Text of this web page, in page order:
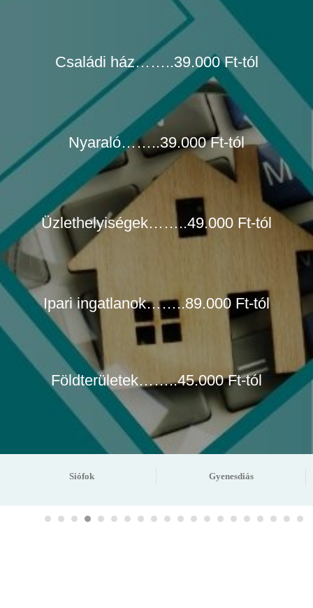
Családi ház……..39.000 Ft-tól
Nyaraló……..39.000 Ft-tól
Üzlethelyiségek……..49.000 Ft-tól
Ipari ingatlanok……..89.000 Ft-tól
Földterületek……..45.000 Ft-tól
Siófok Gyenesdiás